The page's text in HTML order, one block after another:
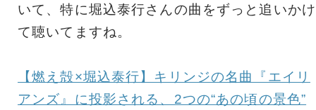
いて、特に堀込泰行さんの曲をずっと追いかけ
て聴いてますね。
【燃え殻×堀込泰行】キリンジの名曲『エイリ
アンズ』に投影される、2つの“あの頃の景色”